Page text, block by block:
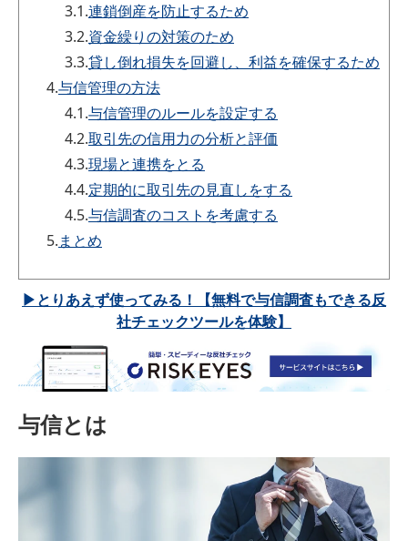
3.1.連鎖倒産を防止するため
3.2.資金繰りの対策のため
3.3.貸し倒れ損失を回避し、利益を確保するため
4.与信管理の方法
4.1.与信管理のルールを設定する
4.2.取引先の信用力の分析と評価
4.3.現場と連携をとる
4.4.定期的に取引先の見直しをする
4.5.与信調査のコストを考慮する
5.まとめ
▶とりあえず使ってみる！【無料で与信調査もできる反
社チェックツールを体験】
与信とは